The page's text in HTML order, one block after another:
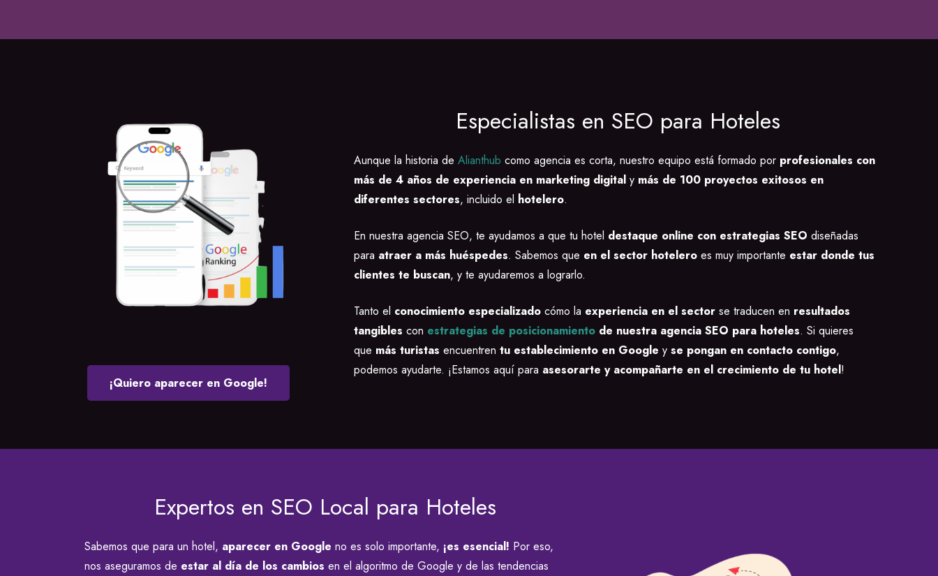
¡Quiero aparecer en Google!
Especialistas en SEO para Hoteles
Aunque la historia de Alianthub como agencia es corta, nuestro equipo está formado por profesionales con
más de 4 años de experiencia en marketing digitaly más de 100 proyectos exitosos en
diferentes sectores, incluido el hotelero.
En nuestra agencia SEO, te ayudamos a que tu hotel destaque online con estrategias SEO diseñadas
para atraer a más huéspedes. Sabemos que en el sector hotelero es muy importante estar donde tus
clientes te buscan, y te ayudaremos a lograrlo.
Tanto el conocimiento especializado cómo la experiencia en el sector se traducen en resultados
tangibles con estrategias de posicionamientode nuestra agencia SEO para hoteles. Si quieres
que más turistas encuentren tu establecimiento en Google y se pongan en contacto contigo,
podemos ayudarte. ¡Estamos aquí para asesorarte y acompañarte en el crecimiento de tu hotel!
Expertos en SEO Local para Hoteles
Sabemos que para un hotel, aparecer en Google no es solo importante, ¡es esencial! Por eso,
nos aseguramos de estar al día de los cambios en el algoritmo de Google y de las tendencias